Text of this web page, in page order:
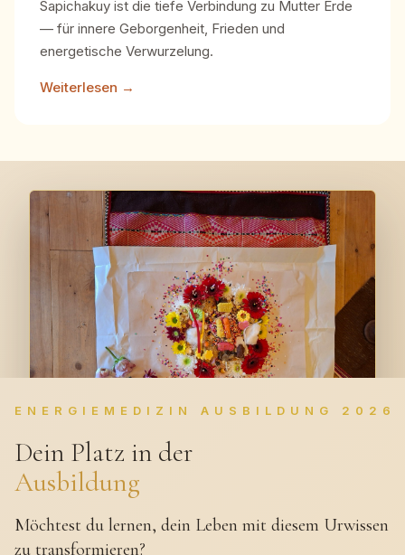
Sapichakuy ist die tiefe Verbindung zu Mutter Erde
— für innere Geborgenheit, Frieden und
energetische Verwurzelung.
Weiterlesen →
ENERGIEMEDIZIN AUSBILDUNG 2026
Dein Platz in der
Ausbildung
Möchtest du lernen, dein Leben mit diesem Urwissen
zu transformieren?